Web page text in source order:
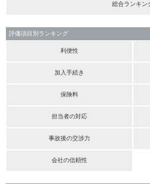
総合ランキン
評価項目別ランキング
利便性
加入手続き
保険料
担当者の対応
事故後の交渉力
会社の信頼性